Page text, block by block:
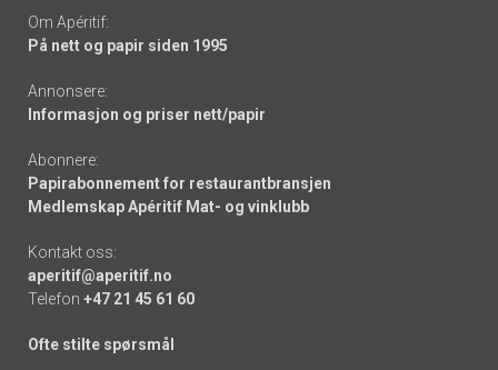
Om Apéritif:
På nett og papir siden 1995
Annonsere:
Informasjon og priser nett/papir
Abonnere:
Papirabonnement for restaurantbransjen
Medlemskap Apéritif Mat- og vinklubb
Kontakt oss:
aperitif@aperitif.no
Telefon +47 21 45 61 60
Ofte stilte spørsmål